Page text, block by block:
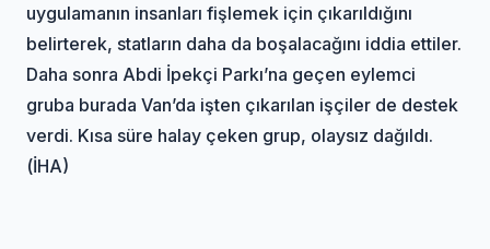
uygulamanın insanları fişlemek için çıkarıldığını
belirterek, statların daha da boşalacağını iddia ettiler.
Daha sonra Abdi İpekçi Parkı’na geçen eylemci
gruba burada Van’da işten çıkarılan işçiler de destek
verdi. Kısa süre halay çeken grup, olaysız dağıldı.
(İHA)